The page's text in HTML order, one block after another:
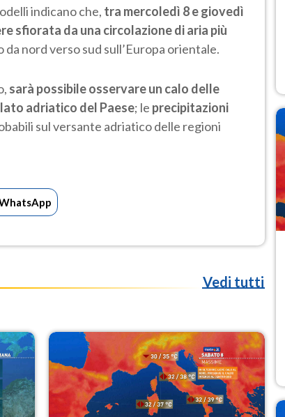
indicano che, tra mercoledì 8 e giovedì
sfiorata da una circolazione di aria più
nord verso sud sull’Europa orientale.
sarà possibile osservare un calo delle
adriatico del Paese; le precipitazioni
sul versante adriatico delle regioni
Vedi tutti